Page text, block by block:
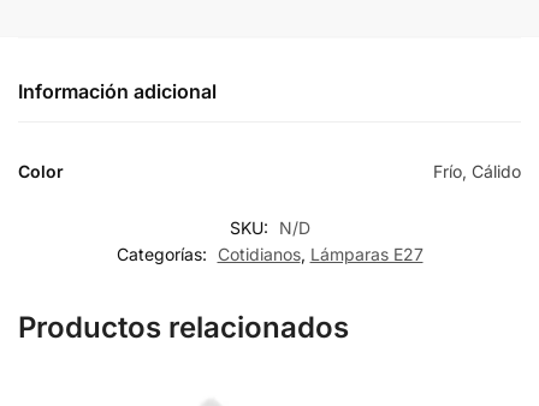
Información adicional
Color Frío, Cálido
SKU:
N/D
Categorías:
Cotidianos, Lámparas E27
Productos relacionados